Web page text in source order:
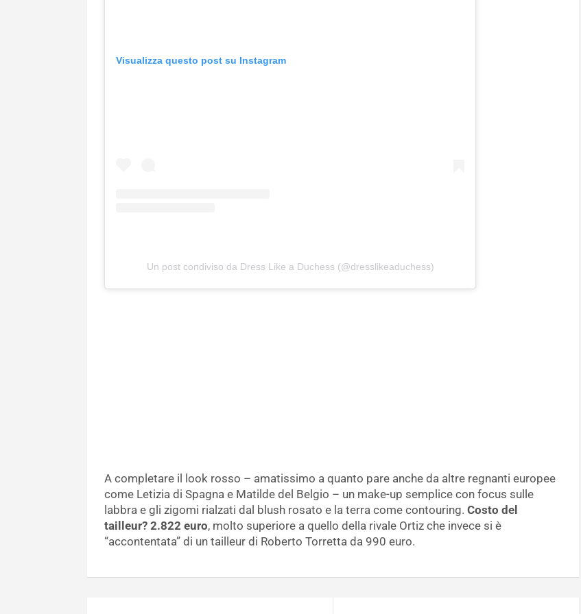
Visualizza questo post su Instagram
Un post condiviso da Dress Like a Duchess (@dresslikeaduchess)
A completare il look rosso – amatissimo a quanto pare anche da altre regnanti europee
come Letizia di Spagna e Matilde del Belgio – un make-up semplice con focus sulle
labbra e gli zigomi rialzati dal blush rosato e la terra come contouring. Costo del
tailleur? 2.822 euro, molto superiore a quello della rivale Ortiz che invece si è
“accontentata” di un tailleur di Roberto Torretta da 990 euro.